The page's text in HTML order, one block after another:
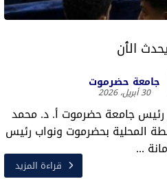
الٱن
جامعة حضرموت
30 أبريل، 2026
رئيس جامعة حضرموت أ. د. محمد
المحلية بحضرموت ونواب رئيس
...
قراءة المزيد